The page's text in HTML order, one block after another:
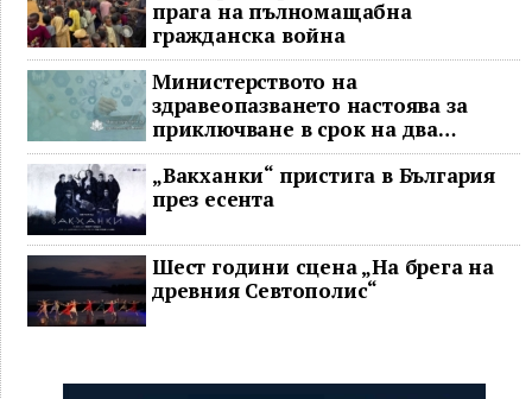
прага на пълномащабна
гражданска война
Министерството на
здравеопазването настоява за
приключване в срок на два
ключови строителни проекта
„Вакханки“ пристига в България
през есента
Шест години сцена „На брега на
древния Севтополис“